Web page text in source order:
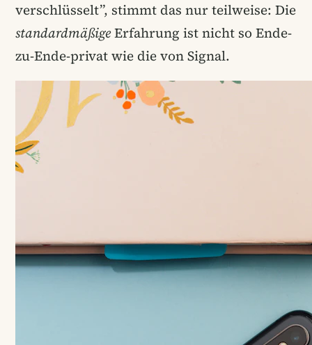
verschlüsselt”, stimmt das nur teilweise: Die
standardmäßigeErfahrung ist nicht so Ende-
zu-Ende-privat wie die von Signal.